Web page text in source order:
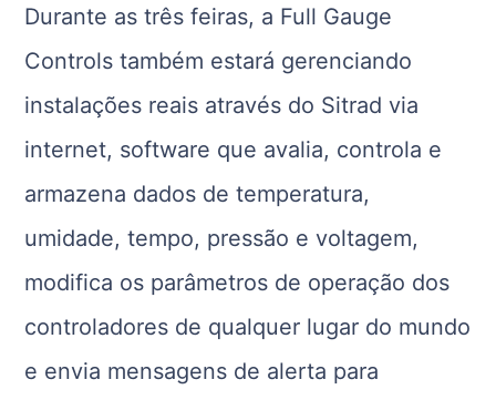
Durante as três feiras, a Full Gauge
Controls também estará gerenciando
instalações reais através do Sitrad via
internet, software que avalia, controla e
armazena dados de temperatura,
umidade, tempo, pressão e voltagem,
modifica os parâmetros de operação dos
controladores de qualquer lugar do mundo
e envia mensagens de alerta para